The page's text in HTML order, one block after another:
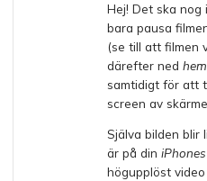
Hej! Det ska
bara pausa
(se till att filmen
därefter ned
samtidigt för att
screen av
Själva bilden blir
är på din iPhones
högupplöst